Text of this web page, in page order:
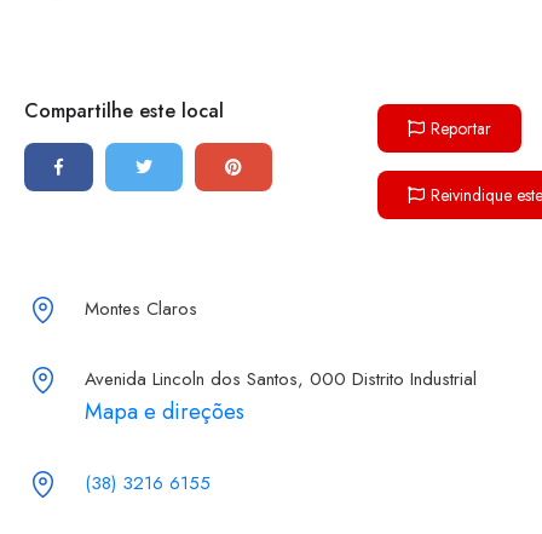
Compartilhe este local
Reportar
Reivindique
Montes Claros
Avenida Lincoln dos Santos, 000 Distrito Industrial
Mapa e direções
(38) 3216 6155